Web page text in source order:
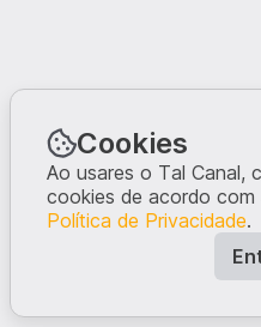
Cookies
Ao usares o Tal Canal,
cookies de acordo com
Política de Privacidade.